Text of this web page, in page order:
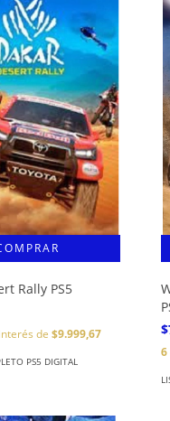
Rally PS5
de $9.999,67
PS5 DIGITAL
6